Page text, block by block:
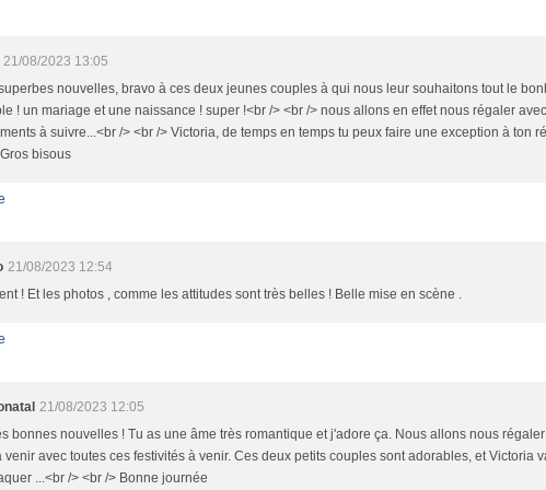
21/08/2023 13:05
nouvelles, bravo à ces deux jeunes couples à qui nous leur souhaitons tout le
! un mariage et une naissance ! super !<br /> <br /> nous allons en effet nous régaler
à suivre...<br /> <br /> Victoria, de temps en temps tu peux faire une exception à ton
bisous
21/08/2023 12:54
! Et les photos , comme les attitudes sont très belles ! Belle mise en scène .
21/08/2023 12:05
bonnes nouvelles ! Tu as une âme très romantique et j'adore ça. Nous allons nous
venir avec toutes ces festivités à venir. Ces deux petits couples sont adorables, et Victoria
...<br /> <br /> Bonne journée